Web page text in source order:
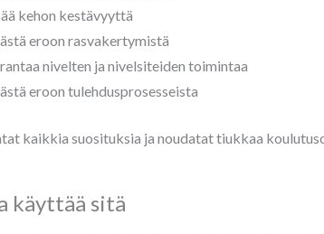
kehon kestävyyttä
eroon rasvakertymistä
nivelten ja nivelsiteiden toimintaa
eroon tulehdusprosesseista
kaikkia suosituksia ja noudatat tiukkaa
käyttää sitä